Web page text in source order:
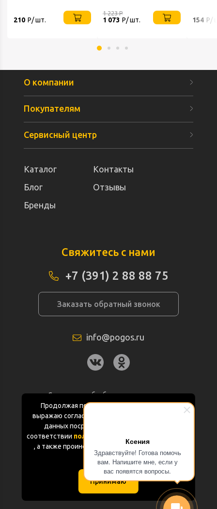
Ксения
Здравствуйте! Готова помочь
вам. Напишите мне, если у
вас появятся вопросы.
210 Р/ шт.
1 223Р
1 073 Р/ шт. 154 Р/
Продолжая пользоваться данным сайтом
выражаю согласие на обработку персональных
данных посредством Яндекс.Метрика в
соответствии политикой конфиденциальности
, а также проинформирован об использовании
Cookie-файлов
Принимаю
О компании
Покупателям
Сервисный центр
Каталог
Контакты
Блог
Отзывы
Бренды
Свяжитесь с нами
+7 (391) 2 88 88 75
Заказать обратный звонок
info@pogos.ru
Согласие на обработку персональных
данных
Политика конфиденциальности
Документация
Карта сайта
(с) «POGOS.ru» 2010-2026 (ИП Чивчян М.Р.)